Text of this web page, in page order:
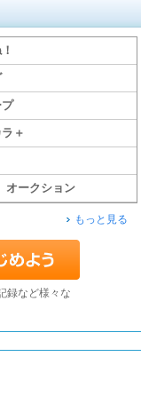
＋
オークション
もっと見る
録など様々な